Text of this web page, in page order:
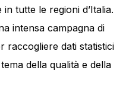
tutte le regioni d’Italia.
intensa campagna di
raccogliere dati statistici
della qualità e della